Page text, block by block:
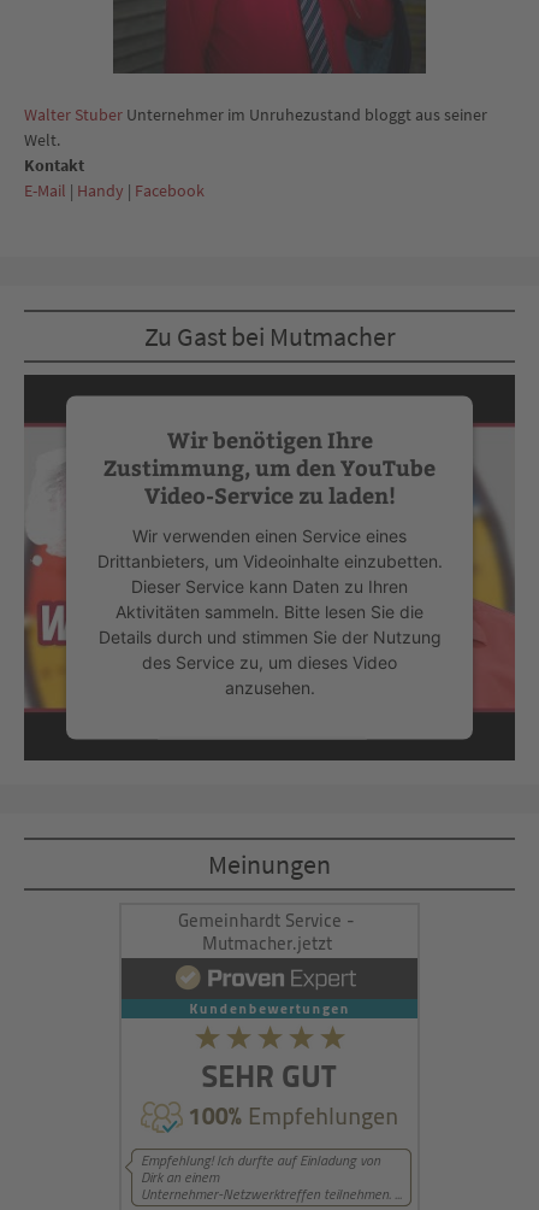
Walter Stuber Unternehmer im Unruhezustand bloggt aus seiner
Welt.
Kontakt
E-Mail | Handy | Facebook
Zu Gast bei Mutmacher
Wir benötigen Ihre
Zustimmung, um den YouTube
Video-Service zu laden!
Wir verwenden einen Service eines
Drittanbieters, um Videoinhalte einzubetten.
Dieser Service kann Daten zu Ihren
Aktivitäten sammeln. Bitte lesen Sie die
Details durch und stimmen Sie der Nutzung
des Service zu, um dieses Video
anzusehen.
Mehr Informationen
powered byUsercentrics Consent
Management Platform&eRecht24
Meinungen